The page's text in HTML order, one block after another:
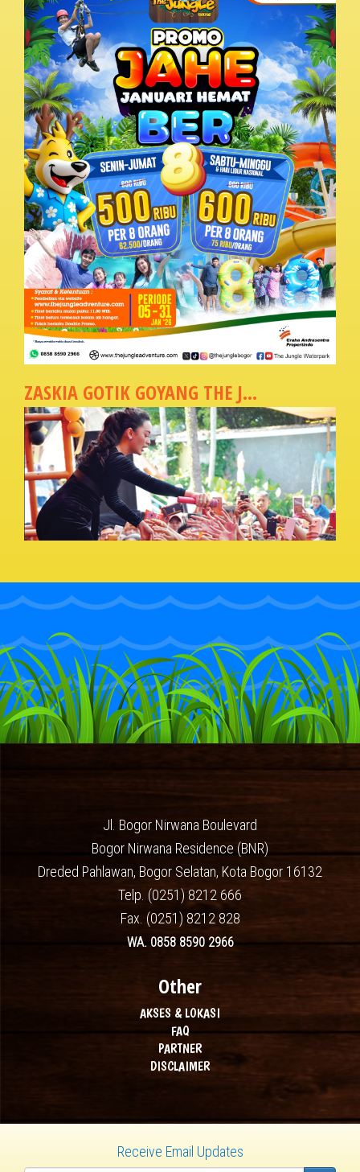
ZASKIA GOTIK GOYANG THE J...
Jl. Bogor Nirwana Boulevard
Bogor Nirwana Residence (BNR)
Dreded Pahlawan, Bogor Selatan, Kota Bogor 16132
Telp. (0251) 8212 666
Fax. (0251) 8212 828
WA. 0858 8590 2966
Other
AKSES & LOKASI
FAQ
PARTNER
DISCLAIMER
Receive Email Updates